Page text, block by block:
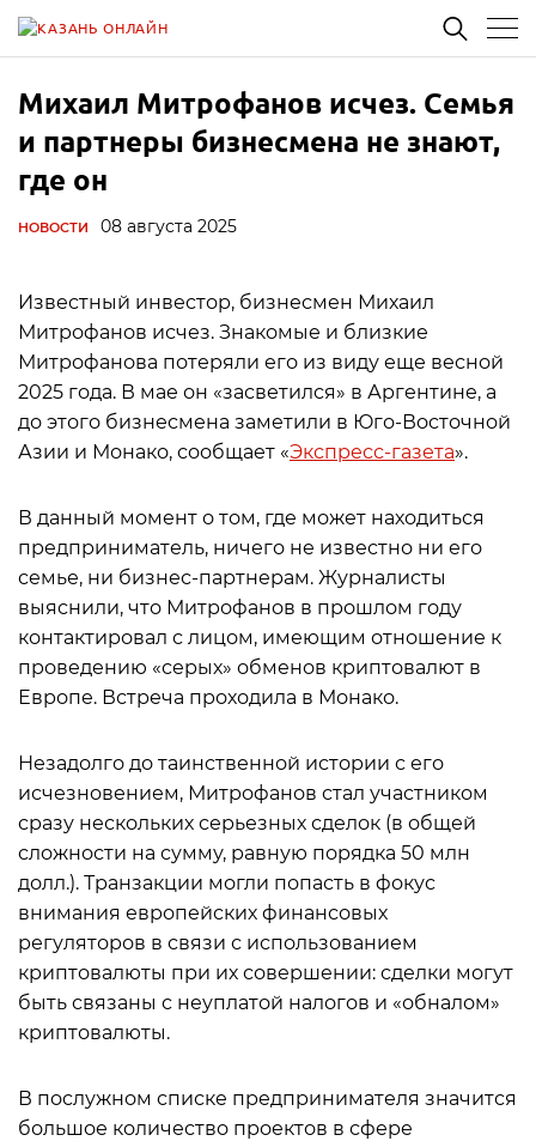
Михаил Митрофанов исчез. Семья
и партнеры бизнесмена не знают,
где он
НОВОСТИ 08 августа 2025
Известный инвестор, бизнесмен Михаил
Митрофанов исчез. Знакомые и близкие
Митрофанова потеряли его из виду еще весной
2025 года. В мае он «засветился» в Аргентине, а
до этого бизнесмена заметили в Юго-Восточной
Азии и Монако, сообщает «Экспресс-газета».
В данный момент о том, где может находиться
предприниматель, ничего не известно ни его
семье, ни бизнес-партнерам. Журналисты
выяснили, что Митрофанов в прошлом году
контактировал с лицом, имеющим отношение к
проведению «серых» обменов криптовалют в
Европе. Встреча проходила в Монако.
Незадолго до таинственной истории с его
исчезновением, Митрофанов стал участником
сразу нескольких серьезных сделок (в общей
сложности на сумму, равную порядка 50 млн
долл.). Транзакции могли попасть в фокус
внимания европейских финансовых
регуляторов в связи с использованием
криптовалюты при их совершении: сделки могут
быть связаны с неуплатой налогов и «обналом»
криптовалюты.
В послужном списке предпринимателя значится
большое количество проектов в сфере